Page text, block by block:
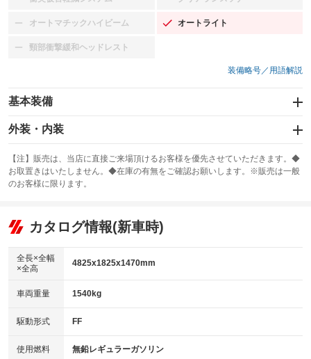
：装備なし ：装備なし
オートマチックハイビーム
：装備なし オートライト
：装備あり
頸部衝撃緩和ヘッドレスト
：装備なし
装備略号／用語解説
基本装備
エアバッグ：運転席/助手席/サイド
：装備あり
：装備なし
サンルーフ
：装備なし ABS
リフトアップ
：装備なし
：装備なし
パワーウィンドウ
アイドリングストップ
：装備なし
USB入力端子
：装備なし
100V電源
：装備なし
外装・内装
カーナビ：SDナビ
：装備あり
TV：フルセグ
：装備あり
ビジュアル
：装備なし
：装備あり
革シート
キーレス
HID(キセノンライト)
：装備あり
バックカメラ
：装備あり
【注】販売は、当店に直接ご来場頂けるお客様を優先させていただきます。◆
お取置きはいたしません。◆在庫の有無をご確認お願いします。※販売は一般
のお客様に限ります。
カタログ情報(新車時)
全長×全幅
×全高
4825x1825x1470mm
車両重量 1540kg
駆動形式 FF
使用燃料 無鉛レギュラーガソリン